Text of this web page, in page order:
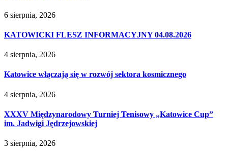
6 sierpnia, 2026
KATOWICKI FLESZ INFORMACYJNY 04.08.2026
4 sierpnia, 2026
Katowice włączają się w rozwój sektora kosmicznego
4 sierpnia, 2026
XXXV Międzynarodowy Turniej Tenisowy „Katowice Cup”
im. Jadwigi Jędrzejowskiej
3 sierpnia, 2026